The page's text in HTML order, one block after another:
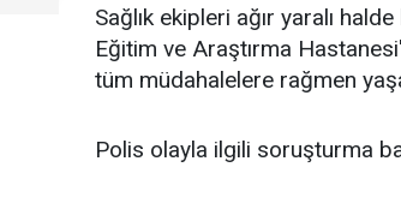
Sağlık ekipleri ağır yaralı
Eğitim ve Araştırma
tüm müdahalelere rağmen
Polis olayla ilgili soruşturma